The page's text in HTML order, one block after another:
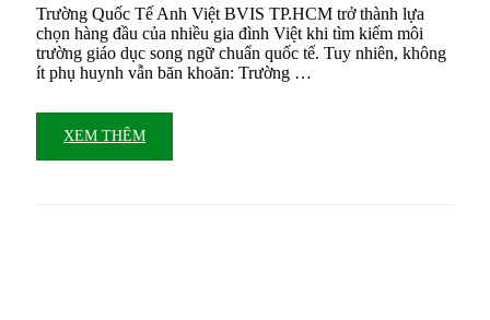
Trường Quốc Tế Anh Việt BVIS TP.HCM trở thành lựa
chọn hàng đầu của nhiều gia đình Việt khi tìm kiếm môi
trường giáo dục song ngữ chuẩn quốc tế. Tuy nhiên, không
ít phụ huynh vẫn băn khoăn: Trường …
XEM THÊM